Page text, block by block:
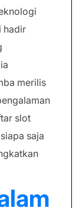
hadir
merilis
slot
saja